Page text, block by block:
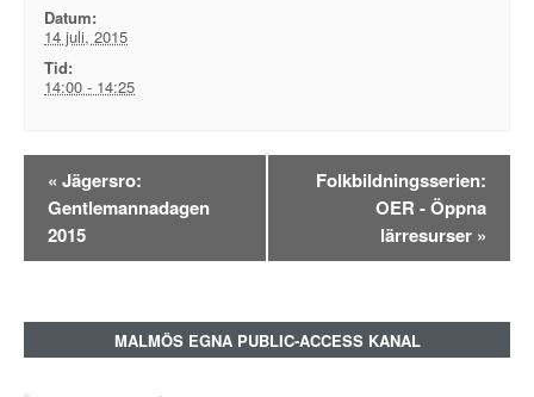
Datum:
14 juli, 2015
Tid:
14:00 - 14:25
Evenemangsnavigation
« Jägersro:
Gentlemannadagen
2015
Folkbildningsserien:
OER - Öppna
lärresurser »
MALMÖS EGNA PUBLIC-ACCESS KANAL